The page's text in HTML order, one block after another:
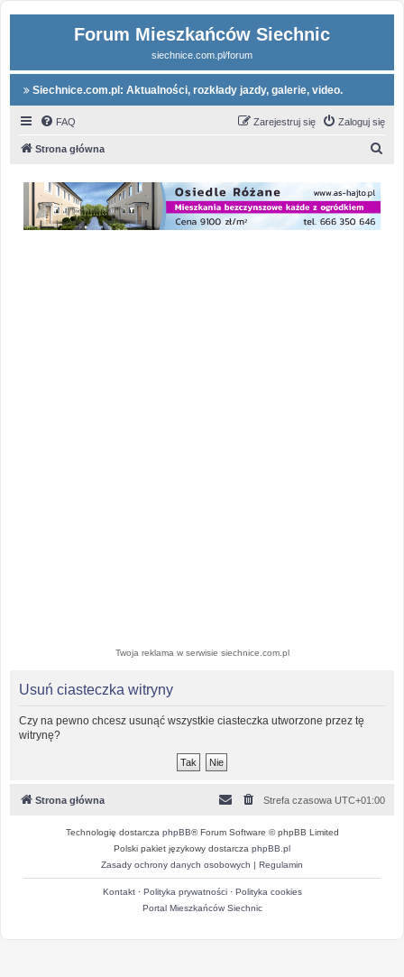
Forum Mieszkańców Siechnic
siechnice.com.pl/forum
Siechnice.com.pl: Aktualności, rozkłady jazdy, galerie, video.
FAQ Zaloguj się
Zarejestruj się
Strona główna
Twoja reklama w serwisie siechnice.com.pl
Usuń ciasteczka witryny
Czy na pewno chcesz usunąć wszystkie ciasteczka utworzone przez tę
witrynę?
Strona główna Strefa czasowa UTC+01:00
Technologię dostarcza phpBB® Forum Software © phpBB Limited
Polski pakiet językowy dostarcza phpBB.pl
Zasady ochrony danych osobowych | Regulamin
Kontakt· Polityka prywatności· Polityka cookies
Portal Mieszkańców Siechnic